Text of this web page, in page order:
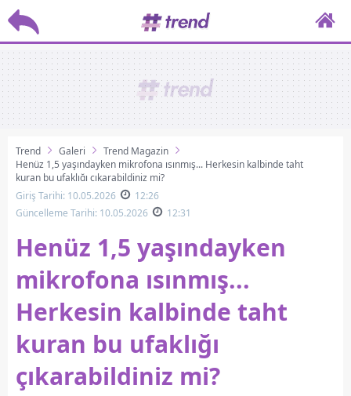
Trend Galeri
Trend Magazin
Henüz 1,5 yaşındayken mikrofona ısınmış... Herkesin kalbinde taht
kuran bu ufaklığı çıkarabildiniz mi?
Giriş Tarihi: 10.05.2026
12:26
Güncelleme Tarihi: 10.05.2026
12:31
Henüz 1,5 yaşındayken
mikrofona ısınmış...
Herkesin kalbinde taht
kuran bu ufaklığı
çıkarabildiniz mi?